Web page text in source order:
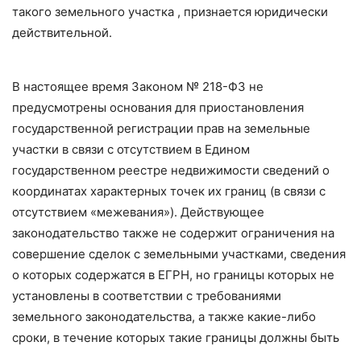
такого земельного участка , признается юридически
действительной.
В настоящее время Законом № 218-ФЗ не
предусмотрены основания для приостановления
государственной регистрации прав на земельные
участки в связи с отсутствием в Едином
государственном реестре недвижимости сведений о
координатах характерных точек их границ (в связи с
отсутствием «межевания»). Действующее
законодательство также не содержит ограничения на
совершение сделок с земельными участками, сведения
о которых содержатся в ЕГРН, но границы которых не
установлены в соответствии с требованиями
земельного законодательства, а также какие-либо
сроки, в течение которых такие границы должны быть